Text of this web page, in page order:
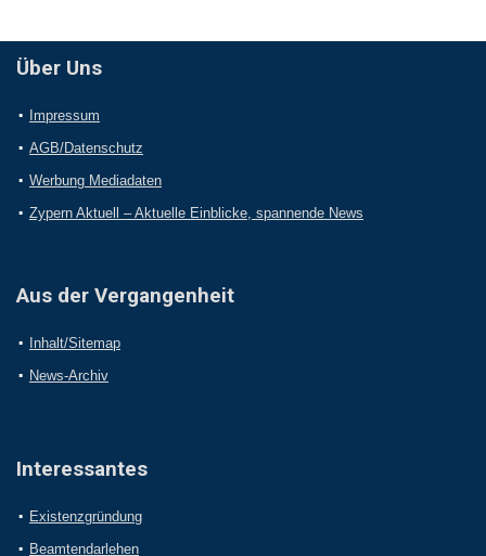
Über Uns
Impressum
AGB/Datenschutz
Werbung Mediadaten
Zypern Aktuell – Aktuelle Einblicke, spannende News
Aus der Vergangenheit
Inhalt/Sitemap
News-Archiv
Interessantes
Existenzgründung
Beamtendarlehen